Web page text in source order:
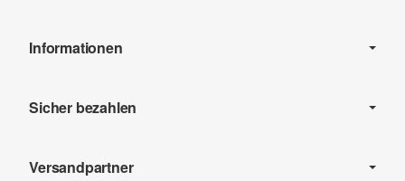
Informationen
Sicher bezahlen
Versandpartner